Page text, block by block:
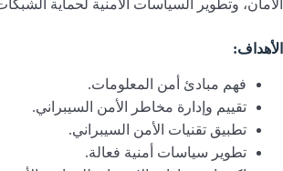
الأمان، وتطوير السياسات الأمنية لحماية
الأهداف:
فهم مبادئ أمن المعلومات.
تقييم وإدارة مخاطر الأمن السيبراني.
تطبيق تقنيات الأمن السيبراني.
تطوير سياسات أمنية فعالة.